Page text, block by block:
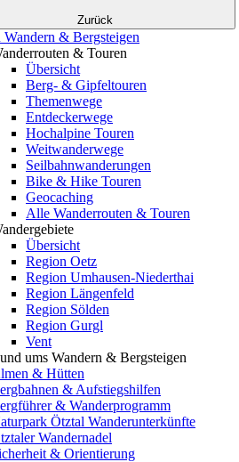
Zurück
Wandern & Bergsteigen
& Touren
Übersicht
Berg- & Gipfeltouren
Themenwege
Entdeckerwege
Hochalpine Touren
Weitwanderwege
Seilbahnwanderungen
Bike & Hike Touren
Geocaching
Alle Wanderrouten & Touren
Übersicht
Region Oetz
Region Umhausen-Niederthai
Region Längenfeld
Region Sölden
Region Gurgl
Vent
ums Wandern & Bergsteigen
& Hütten
& Aufstiegshilfen
& Wanderprogramm
Ötztal Wanderunterkünfte
Wandernadel
& Orientierung